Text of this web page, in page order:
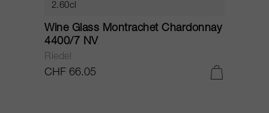
2.60cl
Wine Glass Montrachet Chardonnay
4400/7 NV
Riedel
CHF 66.05